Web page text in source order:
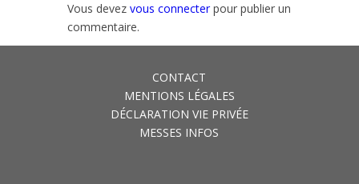
Vous devez vous connecterpour publier un
commentaire.
CONTACT
MENTIONS LÉGALES
DÉCLARATION VIE PRIVÉE
MESSES INFOS